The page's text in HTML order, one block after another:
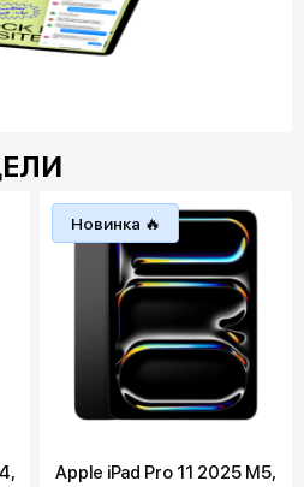
Новинка 🔥
Apple iPad Pro 11 2025 M5,